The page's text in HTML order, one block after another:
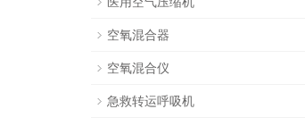
空氧混合器
空氧混合仪
急救转运呼吸机